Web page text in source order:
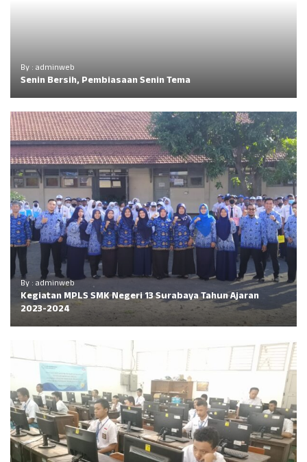
By : adminweb
Senin Bersih, Pembiasaan Senin Tema
By : adminweb
Kegiatan MPLS SMK Negeri 13 Surabaya Tahun Ajaran
2023-2024